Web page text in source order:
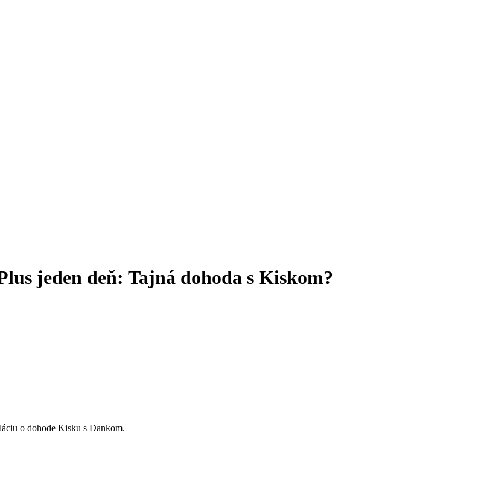
jeden deň: Tajná dohoda s Kiskom?
o dohode Kisku s Dankom.